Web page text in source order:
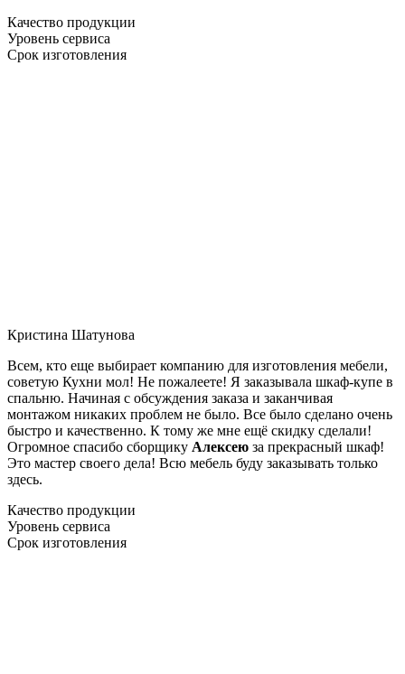
Качество продукции
Уровень сервиса
Срок изготовления
Кристина Шатунова
Всем, кто еще выбирает компанию для изготовления мебели,
советую Кухни мол! Не пожалеете! Я заказывала шкаф-купе в
спальню. Начиная с обсуждения заказа и заканчивая
монтажом никаких проблем не было. Все было сделано очень
быстро и качественно. К тому же мне ещё скидку сделали!
Огромное спасибо сборщику Алексею за прекрасный шкаф!
Это мастер своего дела! Всю мебель буду заказывать только
здесь.
Качество продукции
Уровень сервиса
Срок изготовления